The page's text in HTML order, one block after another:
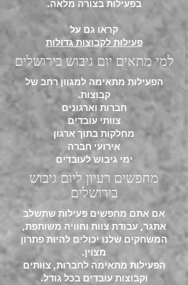
בפעילות בצורה מלאה.
קראו גם על
פעילות לקבוצות גדולות
למי מתאים יום גיבוש בירושלים
הפעילות מתאימה למגוון רחב של
קבוצות.
חברות וארגונים
צוותי עובדים
מחלקות בתוך ארגון
אירועי חברה
ימי גיבוש לעובדים
מחפשים רעיון ליום גיבוש
בירושלים
אם אתם מחפשים פעילות שתשלב
אתגר, עבודת צוות וחוויה משותפת,
המשחקים שלנו יכולים להיות פתרון
מצוין.
הפעילות מתאימה לחברות, צוותים
וקבוצות עובדים בכל גודל.